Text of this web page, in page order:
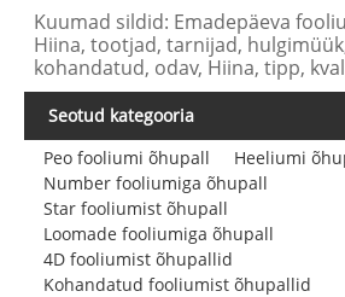
Kuumad sildid: Emadepäeva
Hiina, tootjad, tarnijad,
kohandatud, odav, Hiina, tipp,
Seotud kategooria
Peo fooliumi õhupall
Heeliumi
Number fooliumiga õhupall
Star fooliumist õhupall
Loomade fooliumiga õhupall
4D fooliumist õhupallid
Kohandatud fooliumist õhupallid